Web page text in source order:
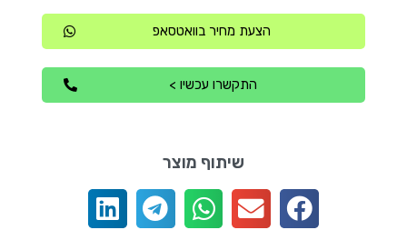
הצעת מחיר בוואטסאפ
התקשרו עכשיו >
שיתוף מוצר